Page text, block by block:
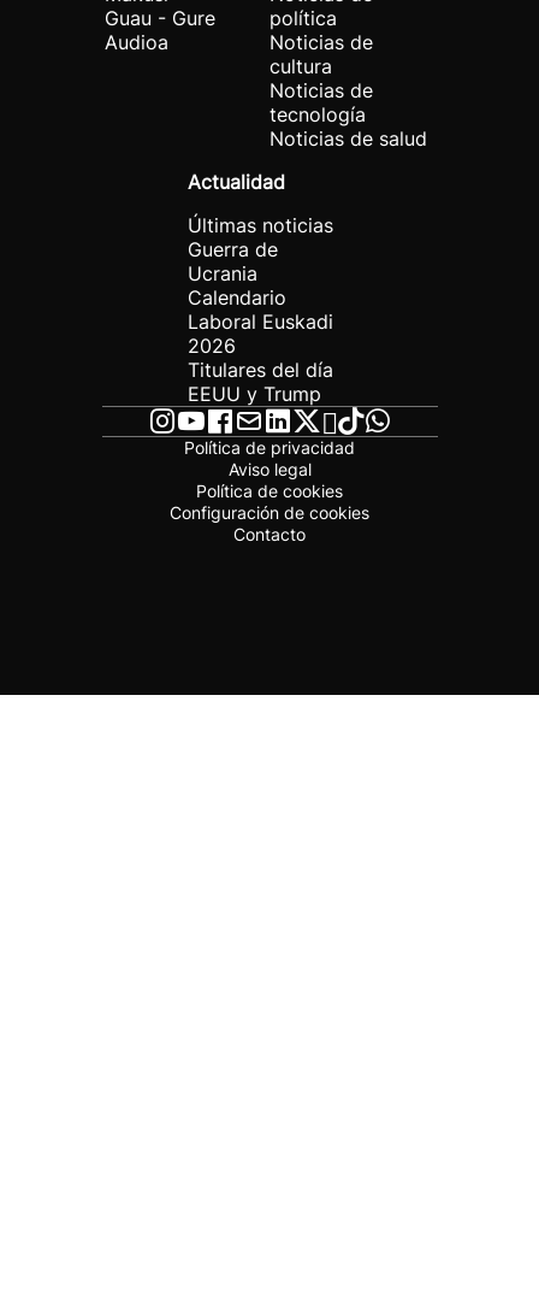
Guau - Gure
Audioa
política
Noticias de
cultura
Noticias de
tecnología
Noticias de salud
Actualidad
Últimas noticias
Guerra de
Ucrania
Calendario
Laboral Euskadi
2026
Titulares del día
EEUU y Trump
Política de privacidad
Aviso legal
Política de cookies
Configuración de cookies
Contacto